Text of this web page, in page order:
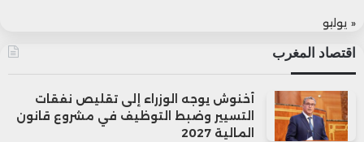
« يوليو
اقتصاد المغرب
أخنوش يوجه الوزراء إلى تقليص نفقات
التسيير وضبط التوظيف في مشروع قانون
المالية 2027